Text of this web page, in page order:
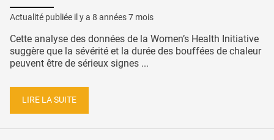
Actualité publiée il y a 8 années 7 mois
Cette analyse des données de la Women’s Health Initiative
suggère que la sévérité et la durée des bouffées de chaleur
peuvent être de sérieux signes ...
LIRE LA SUITE